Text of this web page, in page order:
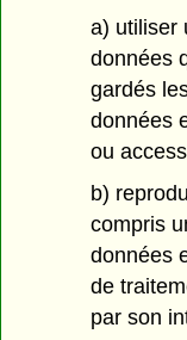
a) utiliser
données
gardés
données
ou
b)
compris
données
de
par son